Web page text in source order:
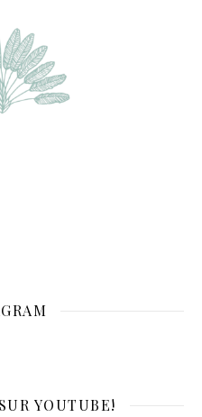
YOUTUBE!